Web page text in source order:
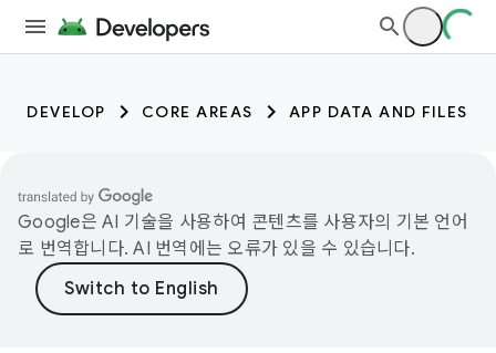
DEVELOP CORE AREAS APP DATA AND FILES
Google은 AI 기술을 사용하여 콘텐츠를 사용자의 기본 언어
로 번역합니다. AI 번역에는 오류가 있을 수 있습니다.